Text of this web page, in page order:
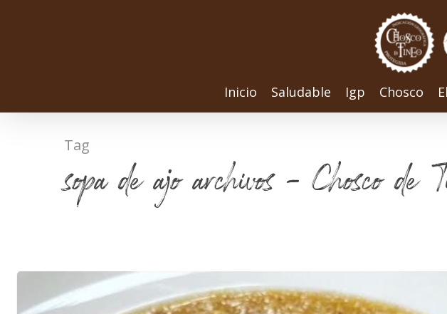
Inicio Saludable Igp Chosco
Tag
sopa de ajo archivos - Chosco